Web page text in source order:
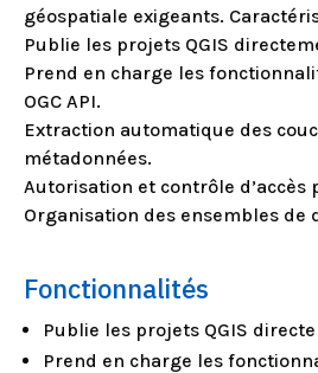
géospatiale exigeants.
Publie les projets QGIS
Prend en charge les
OGC API.
Extraction automatique des
métadonnées.
Autorisation et contrôle d’accès
Organisation des ensembles de
Fonctionnalités
Publie les projets QGIS
Prend en charge les